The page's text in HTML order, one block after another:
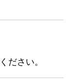
ださい。